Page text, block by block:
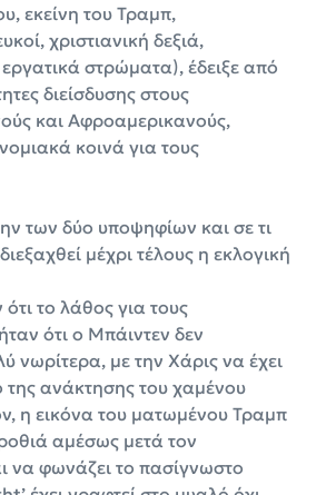
εκείνη του Τραμπ,
χριστιανική δεξιά,
στρώματα), έδειξε από
διείσδυσης στους
και Αφροαμερικανούς,
κοινά για τους
των δύο υποψηφίων και σε τι
μέχρι τέλους η εκλογική
το λάθος για τους
ότι ο Μπάιντεν δεν
νωρίτερα, με την Χάρις να έχει
της ανάκτησης του χαμένου
η εικόνα του ματωμένου Τραμπ
αμέσως μετά τον
να φωνάζει το πασίγνωστο